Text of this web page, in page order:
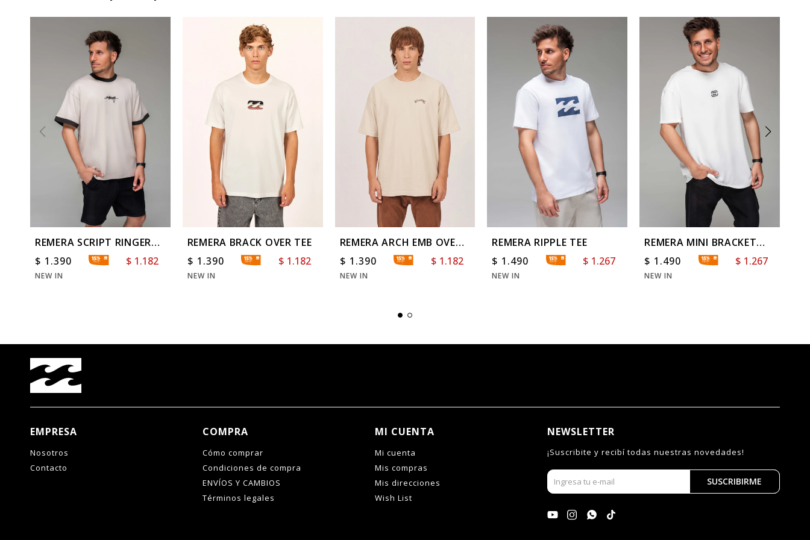
REMERA SCRIPT RINGER
SS Stone
$ 1.390 $ 1.182
NEW IN
REMERA BRACK OVER TEE
$ 1.390 $ 1.182
NEW IN
REMERA ARCH EMB OVER
TEE
$ 1.390 $ 1.182
NEW IN
REMERA RIPPLE TEE
$ 1.490 $ 1.267
NEW IN
REMERA MINI BRACKET
OVER TEE
$ 1.490 $ 1.267
NEW IN
EMPRESA
Nosotros
Contacto
COMPRA
Cómo comprar
Condiciones de compra
ENVÍOS Y CAMBIOS
Términos legales
MI CUENTA
Mi cuenta
Mis compras
Mis direcciones
Wish List
NEWSLETTER
¡Suscribite y recibí todas nuestras novedades!
SUSCRIBIRME
   